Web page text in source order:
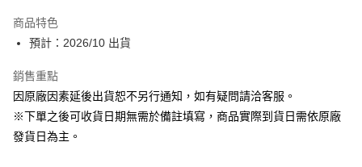
ATM付款
運送方式
預購-全家取貨付款(舊)
商品特色
預計：2026/10 出貨
銷售重點
因原廠因素延後出貨恕不另行通知，如有疑問請洽客服。
※下單之後可收貨日期無需於備註填寫，商品實際到貨日需依原廠
發貨日為主。